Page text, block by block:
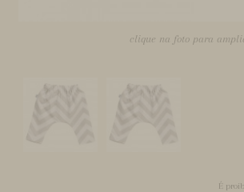
clique na foto para
É